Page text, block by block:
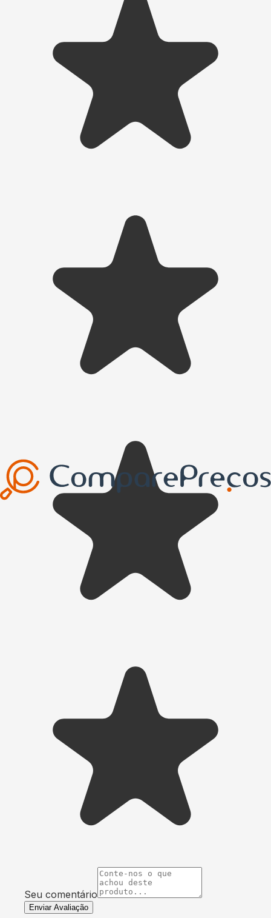
Seu comentário
Enviar Avaliação